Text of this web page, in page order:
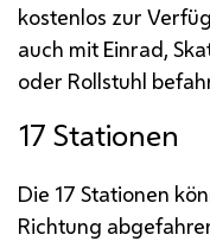
kostenlos zur
auch mit Einrad,
oder Rollstuhl
17 Stationen
Die 17 Stationen
Richtung